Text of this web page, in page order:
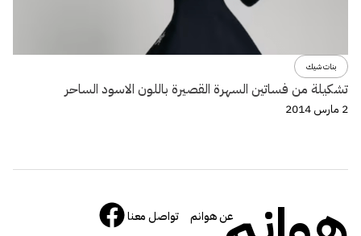
بنات شيك
تشكيلة من فساتين السهرة القصيرة باللون الاسود الساحر
2 مارس 2014
عن هوانم تواصل معنا